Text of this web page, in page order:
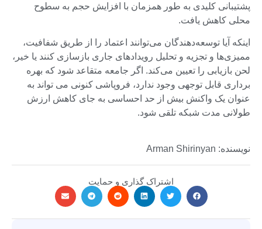
پشتیبانی کلیدی به طور همزمان با افزایش حجم به سطوح
محلی کاهش یافت.
اینکه آیا توسعه‌دهندگان می‌توانند اعتماد را از طریق شفافیت،
ممیزی‌ها و تجزیه و تحلیل رویدادهای جاری بازسازی کنند یا خیر،
لحن بازیابی را تعیین می‌کند. اگر جامعه متقاعد شود که بهره
برداری قابل توجهی وجود ندارد، فروپاشی کنونی می تواند به
عنوان یک واکنش بیش از حد احساسی به جای کاهش ارزش
طولانی مدت شبکه تلقی شود.
نویسنده: Arman Shirinyan
اشتراک گذاری و حمایت